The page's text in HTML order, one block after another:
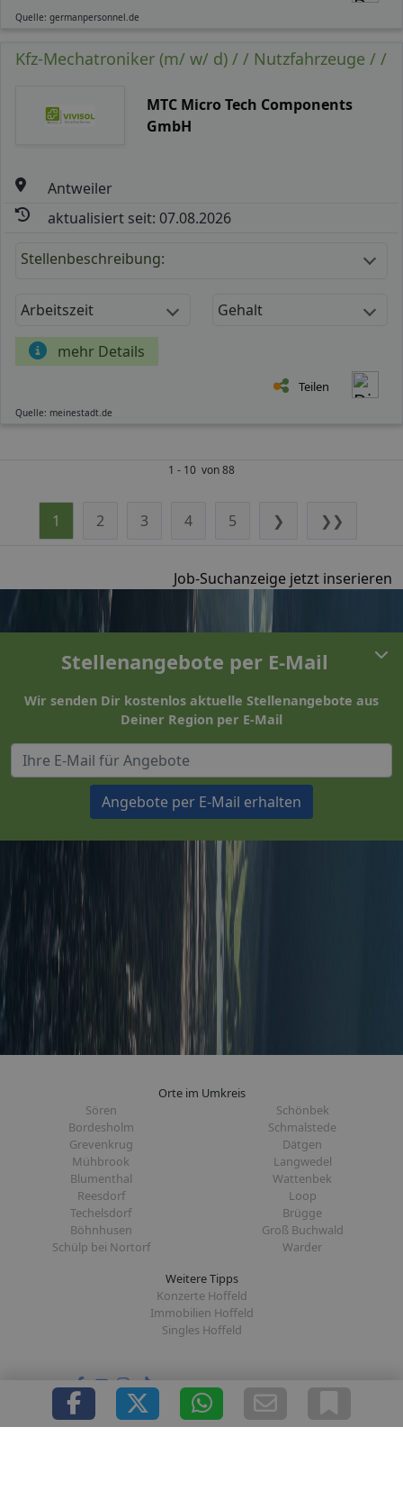
Quelle: germanpersonnel.de
Kfz-Mechatroniker (m/ w/ d) / / Nutzfahrzeuge / /
MTC Micro Tech Components
GmbH
Antweiler
aktualisiert seit: 07.08.2026
Stellenbeschreibung:
Arbeitszeit Gehalt
mehr Details
Teilen
Quelle: meinestadt.de
1 - 10 von 88
1 2 3 4 5 ❯ ❯❯
Job-Suchanzeige jetzt inserieren
Stellenangebote per E-Mail
Wir senden Dir kostenlos aktuelle Stellenangebote aus
Deiner Region per E-Mail
Angebote per E-Mail erhalten
Orte im Umkreis
Sören
Schönbek
Bordesholm
Schmalstede
Grevenkrug
Dätgen
Mühbrook
Langwedel
Blumenthal
Wattenbek
Reesdorf
Loop
Techelsdorf
Brügge
Böhnhusen
Groß Buchwald
Schülp bei Nortorf
Warder
Weitere Tipps
Konzerte Hoffeld
Immobilien Hoffeld
Singles Hoffeld